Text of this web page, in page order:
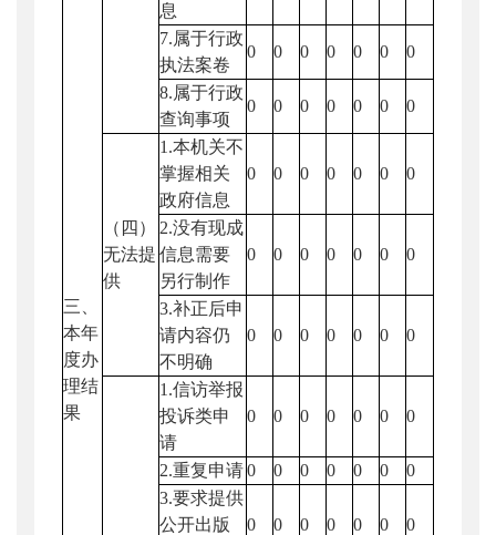
三、
本年
度办
理结
果
息
7.属于行政
执法案卷
0 0 0 0 0 0 0
8.属于行政
查询事项
0 0 0 0 0 0 0
（四）
无法提
供
1.本机关不
掌握相关
政府信息
0 0 0 0 0 0 0
2.没有现成
信息需要
另行制作
0 0 0 0 0 0 0
3.补正后申
请内容仍
不明确
0 0 0 0 0 0 0
1.信访举报
投诉类申
请
0 0 0 0 0 0 0
2.重复申请0 0 0 0 0 0
0
3.要求提供
公开出版
0 0 0 0 0 0 0